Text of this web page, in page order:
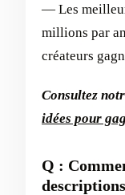
— Les
millions par
créateurs
Consultez
idées pour
Q :